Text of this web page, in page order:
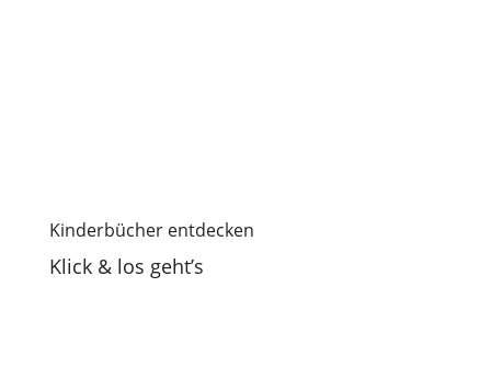
Kinderbücher entdecken
Klick & los geht’s